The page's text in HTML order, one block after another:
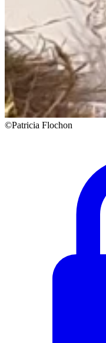
©Patricia Flochon